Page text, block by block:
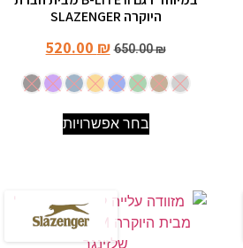
היוקרה SLAZENGER
650.00₪
520.00 ₪
בחר אפשרויות